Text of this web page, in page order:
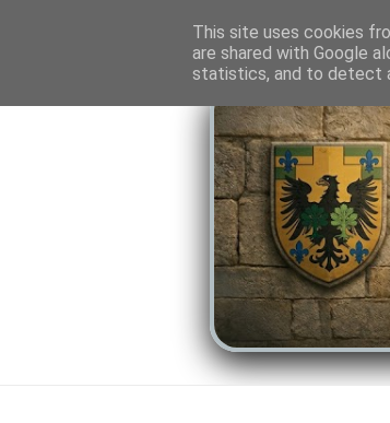
O PORTAL SOMBRAS DO
This site uses cookies
are shared with Google
statistics, and to detect